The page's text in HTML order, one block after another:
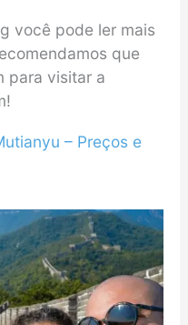
você pode ler mais
que
para visitar a
– Preços e